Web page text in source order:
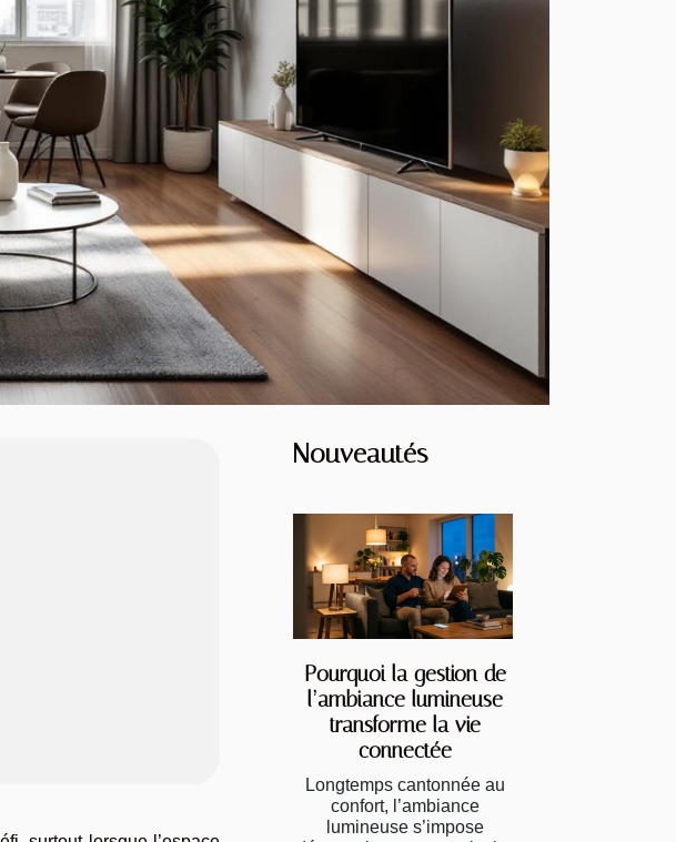
Nouveautés
Pourquoi la gestion de
l’ambiance lumineuse
transforme la vie
connectée
Longtemps cantonnée au
confort, l’ambiance
lumineuse s’impose